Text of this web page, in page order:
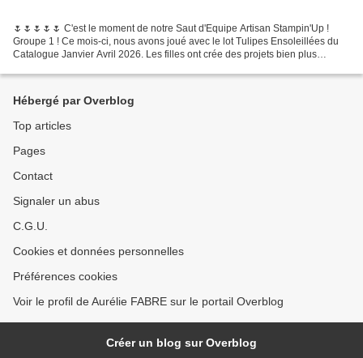
🌷🌷🌷🌷🌷 C'est le moment de notre Saut d'Equipe Artisan Stampin'Up !
Groupe 1 ! Ce mois-ci, nous avons joué avec le lot Tulipes Ensoleillées du
Catalogue Janvier Avril 2026. Les filles ont crée des projets bien plus
Hébergé par Overblog
Top articles
Pages
Contact
Signaler un abus
C.G.U.
Cookies et données personnelles
Préférences cookies
Voir le profil de Aurélie FABRE sur le portail Overblog
Créer un blog sur Overblog